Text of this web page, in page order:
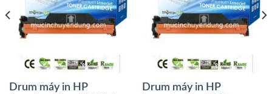
Drum máy in HP
Drum máy in HP